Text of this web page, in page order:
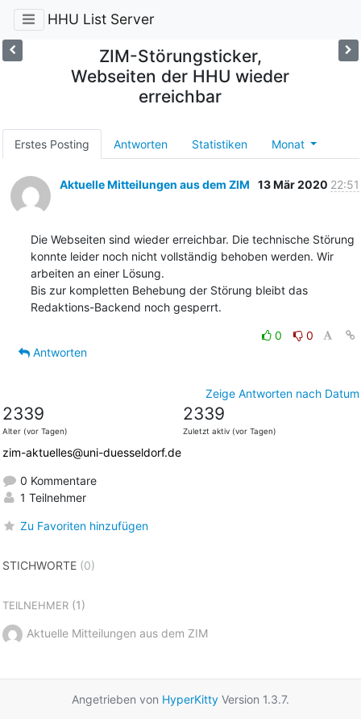
HHU List Server
ZIM-Störungsticker,
Webseiten der HHU wieder
erreichbar
Erstes Posting Antworten Statistiken Monat
Aktuelle Mitteilungen aus dem ZIM 13 Mär 2020 22:51
Die Webseiten sind wieder erreichbar. Die technische Störung
konnte leider noch nicht vollständig behoben werden. Wir
arbeiten an einer Lösung.
Bis zur kompletten Behebung der Störung bleibt das
Redaktions-Backend noch gesperrt.
0
0
Antworten
Zeige Antworten nach Datum
2339
Alter (vor Tagen)
2339
Zuletzt aktiv (vor Tagen)
zim-aktuelles@uni-duesseldorf.de
0 Kommentare
1 Teilnehmer
Zu Favoriten hinzufügen
STICHWORTE(0)
TEILNEHMER(1)
Aktuelle Mitteilungen aus dem ZIM
Angetrieben von HyperKitty Version 1.3.7.